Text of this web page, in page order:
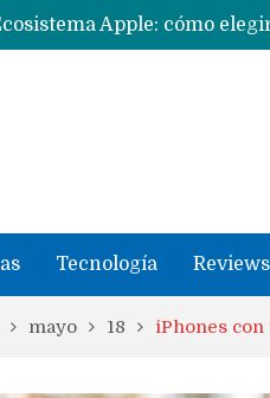
dice que más ex
Tecnología Reviews
mayo 18 iPhones